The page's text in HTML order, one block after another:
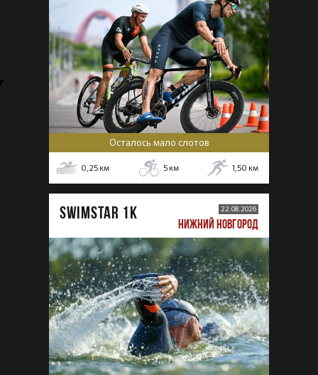
Осталось мало слотов
0,25 км 5 км 1,50 км
SWIMSTAR 1K 22.08.2026
НИЖНИЙ НОВГОРОД